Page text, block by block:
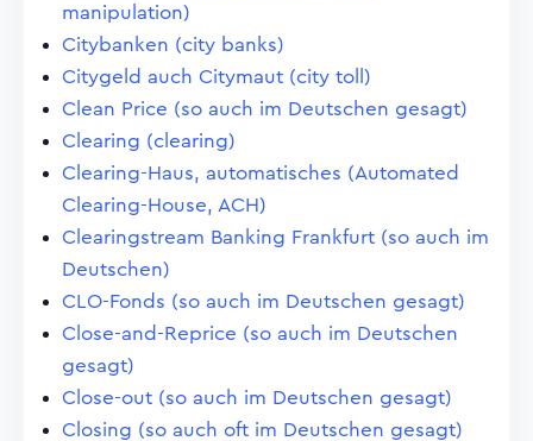
manipulation)
Citybanken (city banks)
Citygeld auch Citymaut (city toll)
Clean Price (so auch im Deutschen gesagt)
Clearing (clearing)
Clearing-Haus, automatisches (Automated
Clearing-House, ACH)
Clearingstream Banking Frankfurt (so auch im
Deutschen)
CLO-Fonds (so auch im Deutschen gesagt)
Close-and-Reprice (so auch im Deutschen
gesagt)
Close-out (so auch im Deutschen gesagt)
Closing (so auch oft im Deutschen gesagt)